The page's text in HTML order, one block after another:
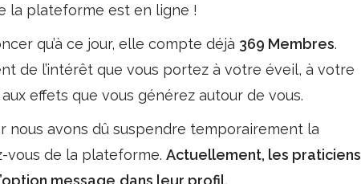
la plateforme est en ligne !
qu’à ce jour, elle compte déjà 369 Membres.
de l’intérêt que vous portez à votre éveil, à votre
effets que vous générez autour de vous.
nous avons dû suspendre temporairement la
de la plateforme. Actuellement, les praticiens
message dans leur profil.